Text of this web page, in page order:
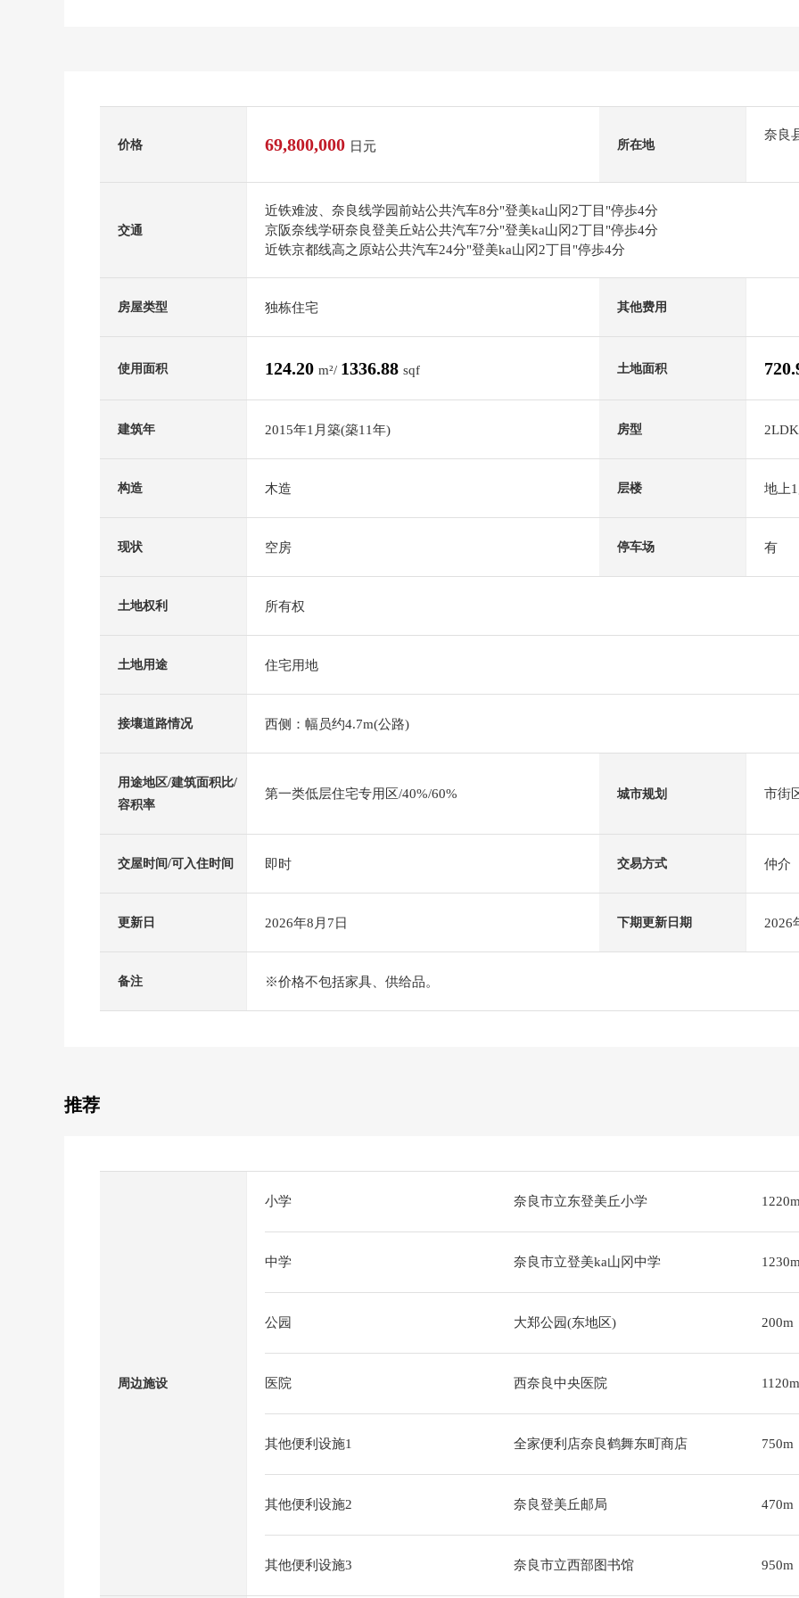
价格 69,800,000 日元 所在地
奈良
交通
近铁难波、奈良线学园前站公共汽车8分"登美ka山冈2丁目"停歩4分
京阪奈线学研奈良登美丘站公共汽车7分"登美ka山冈2丁目"停歩4分
近铁京都线高之原站公共汽车24分"登美ka山冈2丁目"停歩4分
房屋类型 独栋住宅 其他费用
使用面积 124.20 m²/ 1336.88 sqf 土地面积
建筑年 2015年1月築(築11年) 房型 2LDK
构造 木造 层楼 地上
现状 空房 停车场 有
土地权利 所有权
土地用途 住宅用地
接壤道路情况 西侧：幅员约4.7m(公路)
用途地区/建筑面积比/
容积率
第一类低层住宅专用区/40%/60% 城市规划 市街
交屋时间/可入住时间 即时 交易方式 仲介
更新日 2026年8月7日 下期更新日期 2026
备注 ※价格不包括家具、供给品。
推荐
周边施设
小学 奈良市立东登美丘小学 1220m
中学 奈良市立登美ka山冈中学 1230m
公园 大郑公园(东地区) 200m
医院 西奈良中央医院 1120m
其他便利设施1 全家便利店奈良鹤舞东町商店 750m
其他便利设施2 奈良登美丘邮局 470m
其他便利设施3 奈良市立西部图书馆 950m